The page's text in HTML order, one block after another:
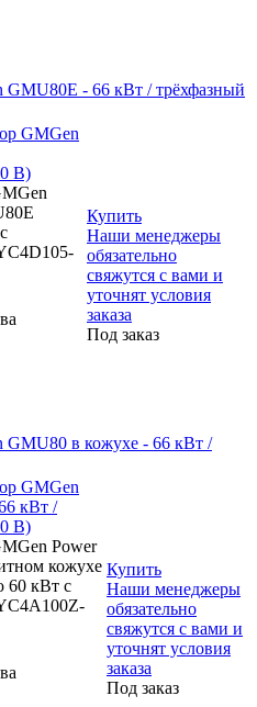
GMU80E - 66 кВт / трёхфазный
GMGen
В)
Купить
Наши менеджеры
обязательно
свяжутся с вами и
уточнят условия
заказа
Под заказ
GMU80 в кожухе - 66 кВт /
GMGen
кВт /
В)
Power
кожухе
60 кВт с
Купить
Наши менеджеры
обязательно
свяжутся с вами и
уточнят условия
заказа
Под заказ